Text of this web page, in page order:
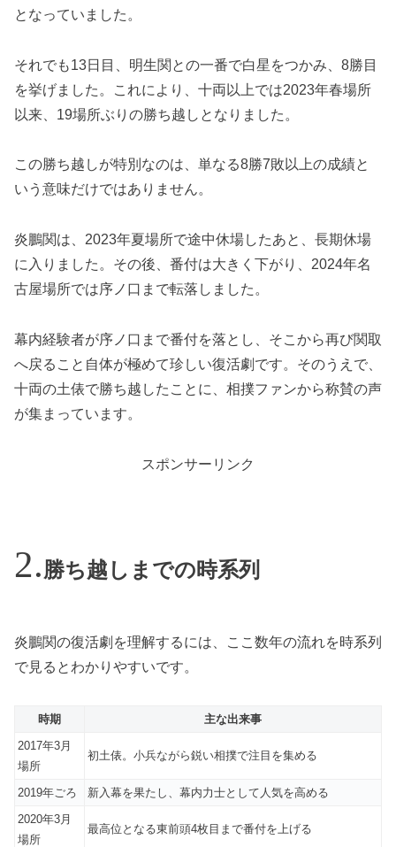
となっていました。
それでも13日目、明生関との一番で白星をつかみ、8勝目
を挙げました。これにより、十両以上では2023年春場所
以来、19場所ぶりの勝ち越しとなりました。
この勝ち越しが特別なのは、単なる8勝7敗以上の成績と
いう意味だけではありません。
炎鵬関は、2023年夏場所で途中休場したあと、長期休場
に入りました。その後、番付は大きく下がり、2024年名
古屋場所では序ノ口まで転落しました。
幕内経験者が序ノ口まで番付を落とし、そこから再び関取
へ戻ること自体が極めて珍しい復活劇です。そのうえで、
十両の土俵で勝ち越したことに、相撲ファンから称賛の声
が集まっています。
スポンサーリンク
勝ち越しまでの時系列
炎鵬関の復活劇を理解するには、ここ数年の流れを時系列
で見るとわかりやすいです。
時期
主な出来事
2017年3月
場所
初土俵。小兵ながら鋭い相撲で注目を集める
2019年ごろ
新入幕を果たし、幕内力士として人気を高める
2020年3月
場所
最高位となる東前頭4枚目まで番付を上げる